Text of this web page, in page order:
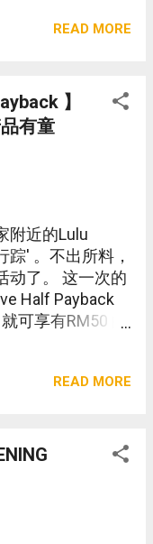
式让每个不同
READ MORE
】
有童
附近的Lulu
踪' 。不出所料，
动了。 这一次的
Half Payback
可享有RM50 的
READ MORE